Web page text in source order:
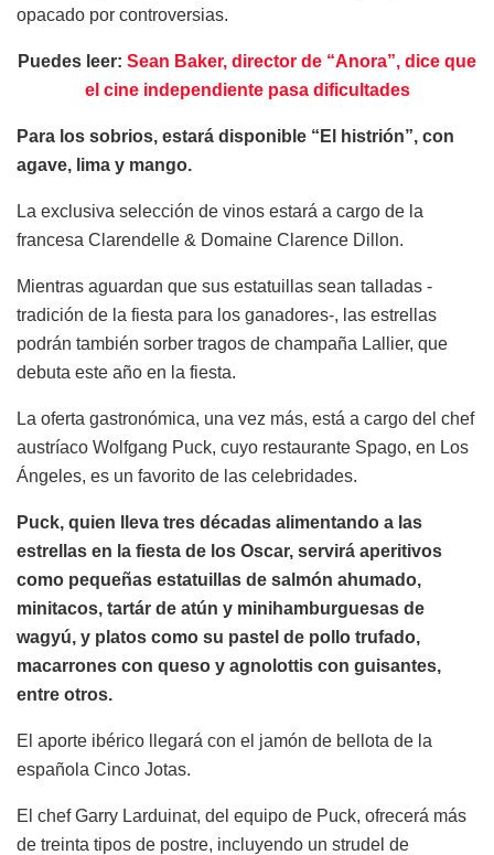
opacado por controversias.
Puedes leer: Sean Baker, director de “Anora”, dice que
el cine independiente pasa dificultades
Para los sobrios, estará disponible “El histrión”, con
agave, lima y mango.
La exclusiva selección de vinos estará a cargo de la
francesa Clarendelle & Domaine Clarence Dillon.
Mientras aguardan que sus estatuillas sean talladas -
tradición de la fiesta para los ganadores-, las estrellas
podrán también sorber tragos de champaña Lallier, que
debuta este año en la fiesta.
La oferta gastronómica, una vez más, está a cargo del chef
austríaco Wolfgang Puck, cuyo restaurante Spago, en Los
Ángeles, es un favorito de las celebridades.
Puck, quien lleva tres décadas alimentando a las
estrellas en la fiesta de los Oscar, servirá aperitivos
como pequeñas estatuillas de salmón ahumado,
minitacos, tartár de atún y minihamburguesas de
wagyú, y platos como su pastel de pollo trufado,
macarrones con queso y agnolottis con guisantes,
entre otros.
El aporte ibérico llegará con el jamón de bellota de la
española Cinco Jotas.
El chef Garry Larduinat, del equipo de Puck, ofrecerá más
de treinta tipos de postre, incluyendo un strudel de